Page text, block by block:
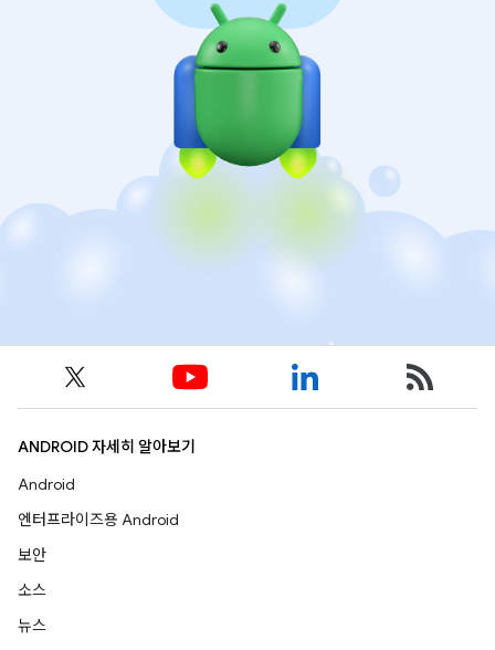
ANDROID 자세히 알아보기
Android
엔터프라이즈용 Android
보안
소스
뉴스